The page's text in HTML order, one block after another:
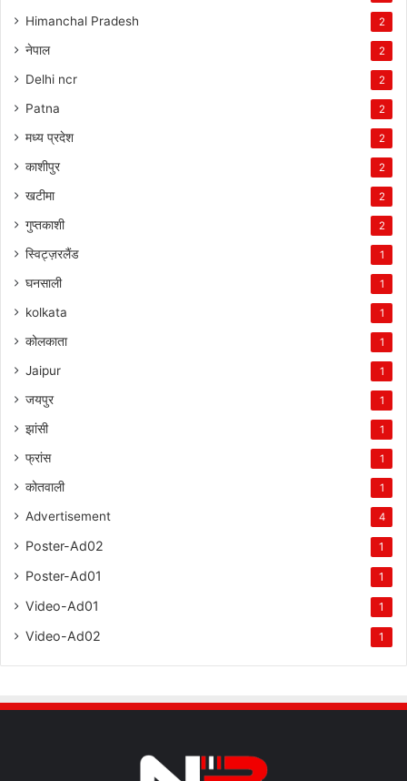
Himanchal Pradesh 2
नेपाल 2
Delhi ncr 2
Patna 2
मध्य प्रदेश 2
काशीपुर 2
खटीमा 2
गुप्तकाशी 2
स्विट्ज़रलैंड 1
घनसाली 1
kolkata 1
कोलकाता 1
Jaipur 1
जयपुर 1
झांसी 1
फ्रांस 1
कोतवाली 1
Advertisement 4
Poster-Ad02 1
Poster-Ad01 1
Video-Ad01 1
Video-Ad02 1